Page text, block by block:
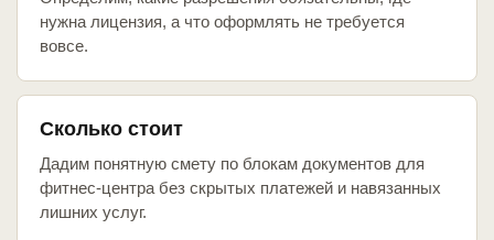
нужна лицензия, а что оформлять не требуется
вовсе.
Сколько стоит
Дадим понятную смету по блокам документов для
фитнес-центра без скрытых платежей и навязанных
лишних услуг.